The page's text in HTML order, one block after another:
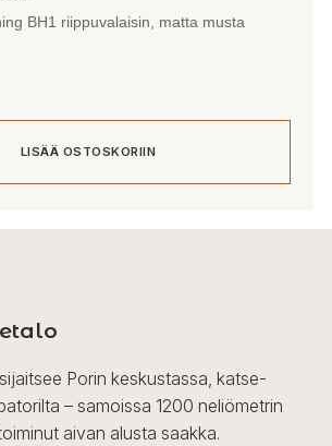
BH1 riippuvalaisin, matta musta
LISÄÄ OSTOSKORIIN
Porin keskustassa, katse-
– samoissa 1200 neliömetrin
aivan alusta saakka.